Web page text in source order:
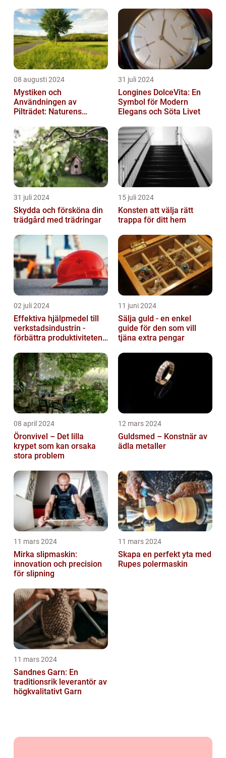
08 augusti 2024
Mystiken och
Användningen av
Pilträdet: Naturens
31 juli 2024
Longines DolceVita: En
Symbol för Modern
Elegans och Söta Livet
31 juli 2024
Skydda och försköna din
trädgård med trädringar
15 juli 2024
Konsten att välja rätt
trappa för ditt hem
02 juli 2024
Effektiva hjälpmedel till
verkstadsindustrin -
förbättra produktiviteten
11 juni 2024
Sälja guld - en enkel
guide för den som vill
tjäna extra pengar
08 april 2024
Öronvivel – Det lilla
krypet som kan orsaka
stora problem
12 mars 2024
Guldsmed – Konstnär av
ädla metaller
11 mars 2024
Mirka slipmaskin:
innovation och precision
för slipning
11 mars 2024
Skapa en perfekt yta med
Rupes polermaskin
11 mars 2024
Sandnes Garn: En
traditionsrik leverantör av
högkvalitativt Garn